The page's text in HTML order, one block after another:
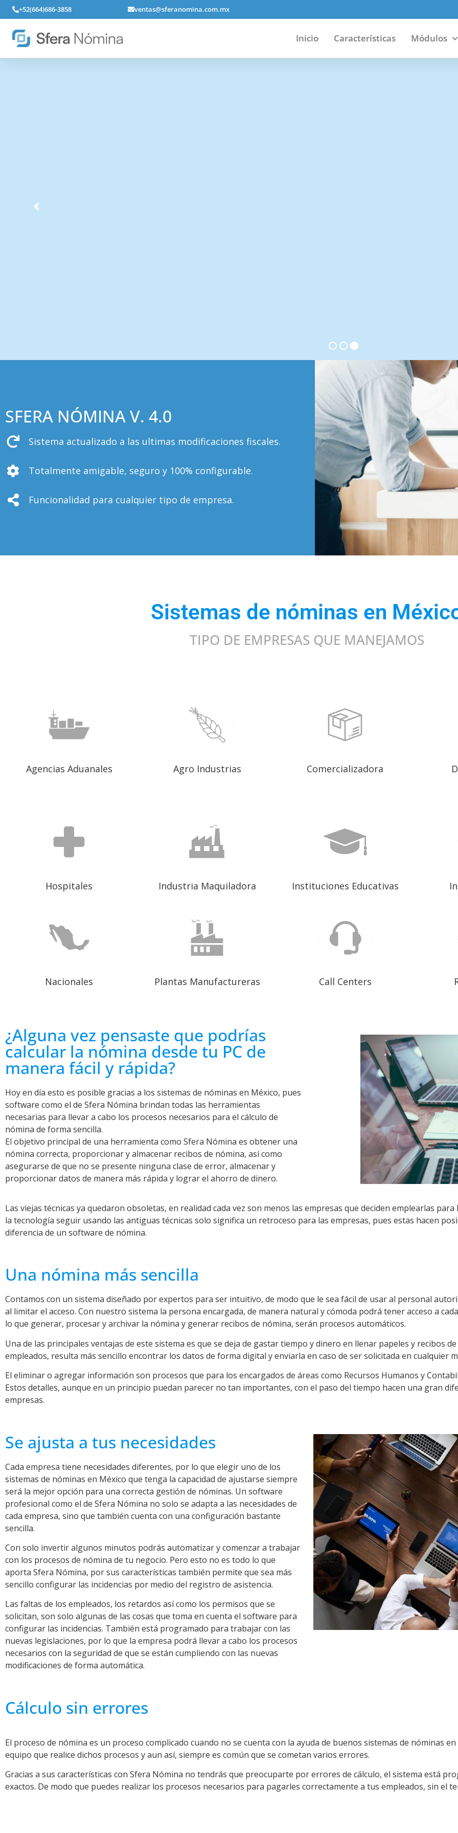
+52(664)686-3858 ventas@sferanomina.com.mx
Inicio Características Módulos
SFERA NÓMINA V. 4.0
Sistema actualizado a las ultimas modificaciones fiscales.
Totalmente amigable, seguro y 100% configurable.
Funcionalidad para cualquier tipo de empresa.
Sistemas de nóminas en
TIPO DE EMPRESAS QUE MANEJAMOS
Agencias Aduanales Agro Industrias Comercializadora
Hospitales Industria Maquiladora Instituciones Educativas
Nacionales Plantas Manufactureras Call Centers
¿Alguna vez pensaste que podrías
calcular la nómina desde tu PC de
manera fácil y rápida?
Hoy en día esto es posible gracias a los sistemas de nóminas en México, pues
software como el de Sfera Nómina brindan todas las herramientas
necesarias para llevar a cabo los procesos necesarios para el cálculo de
nómina de forma sencilla.
El objetivo principal de una herramienta como Sfera Nómina es obtener una
nómina correcta, proporcionar y almacenar recibos de nómina, así como
asegurarse de que no se presente ninguna clase de error, almacenar y
proporcionar datos de manera más rápida y lograr el ahorro de dinero.
Las viejas técnicas ya quedaron obsoletas, en realidad cada vez son menos las empresas que deciden emplearlas
la tecnología seguir usando las antiguas técnicas solo significa un retroceso para las empresas, pues estas hacen
diferencia de un software de nómina.
Una nómina más sencilla
Contamos con un sistema diseñado por expertos para ser intuitivo, de modo que le sea fácil de usar al personal
al limitar el acceso. Con nuestro sistema la persona encargada, de manera natural y cómoda podrá tener acceso a
lo que generar, procesar y archivar la nómina y generar recibos de nómina, serán procesos automáticos.
Una de las principales ventajas de este sistema es que se deja de gastar tiempo y dinero en llenar papeles y recibos
empleados, resulta más sencillo encontrar los datos de forma digital y enviarla en caso de ser solicitada en cualquier
El eliminar o agregar información son procesos que para los encargados de áreas como Recursos Humanos y
Estos detalles, aunque en un principio puedan parecer no tan importantes, con el paso del tiempo hacen una gran
empresas.
Se ajusta a tus necesidades
Cada empresa tiene necesidades diferentes, por lo que elegir uno de los
sistemas de nóminas en México que tenga la capacidad de ajustarse siempre
será la mejor opción para una correcta gestión de nóminas. Un software
profesional como el de Sfera Nómina no solo se adapta a las necesidades de
cada empresa, sino que también cuenta con una configuración bastante
sencilla.
Con solo invertir algunos minutos podrás automatizar y comenzar a trabajar
con los procesos de nómina de tu negocio. Pero esto no es todo lo que
aporta Sfera Nómina, por sus características también permite que sea más
sencillo configurar las incidencias por medio del registro de asistencia.
Las faltas de los empleados, los retardos así como los permisos que se
solicitan, son solo algunas de las cosas que toma en cuenta el software para
configurar las incidencias. También está programado para trabajar con las
nuevas legislaciones, por lo que la empresa podrá llevar a cabo los procesos
necesarios con la seguridad de que se están cumpliendo con las nuevas
modificaciones de forma automática.
Cálculo sin errores
El proceso de nómina es un proceso complicado cuando no se cuenta con la ayuda de buenos sistemas de nóminas
equipo que realice dichos procesos y aun así, siempre es común que se cometan varios errores.
Gracias a sus características con Sfera Nómina no tendrás que preocuparte por errores de cálculo, el sistema está
exactos. De modo que puedes realizar los procesos necesarios para pagarles correctamente a tus empleados, sin el